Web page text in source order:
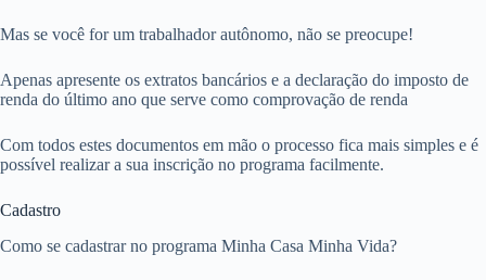
Mas se você for um trabalhador autônomo, não se preocupe!
Apenas apresente os extratos bancários e a declaração do imposto de
renda do último ano que serve como comprovação de renda
Com todos estes documentos em mão o processo fica mais simples e é
possível realizar a sua inscrição no programa facilmente.
Cadastro
Como se cadastrar no programa Minha Casa Minha Vida?